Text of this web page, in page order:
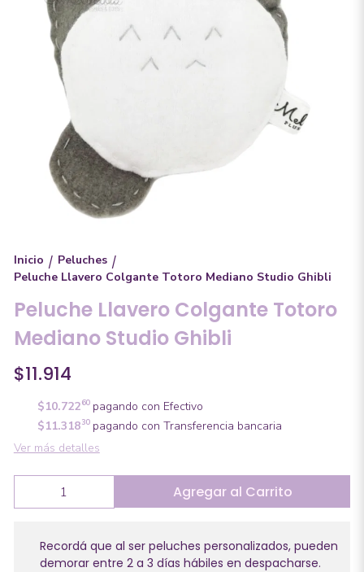
Inicio / Peluches /
Peluche Llavero Colgante Totoro Mediano Studio Ghibli
Peluche Llavero Colgante Totoro
Mediano Studio Ghibli
$11.914
$10.72260pagando con Efectivo
$11.31830pagando con Transferencia bancaria
Ver más detalles
Agregar al Carrito
Recordá que al ser peluches personalizados, pueden
demorar entre 2 a 3 días hábiles en despacharse.